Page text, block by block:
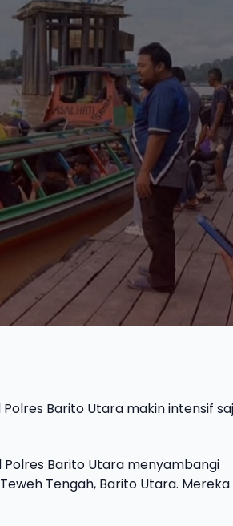
Barito Utara makin intensif
Polres Barito Utara menyambangi
Tengah, Barito Utara. Mereka